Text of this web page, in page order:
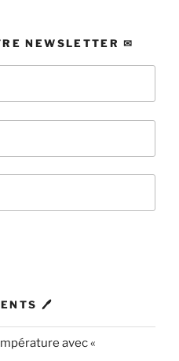
NEWSLETTER ✉
🖊
avec «